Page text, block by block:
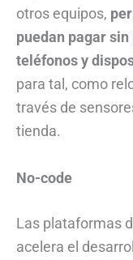
otros equipos,
puedan pagar
teléfonos y
para tal, como
través de
tienda.
No-code
Las plataformas
acelera el